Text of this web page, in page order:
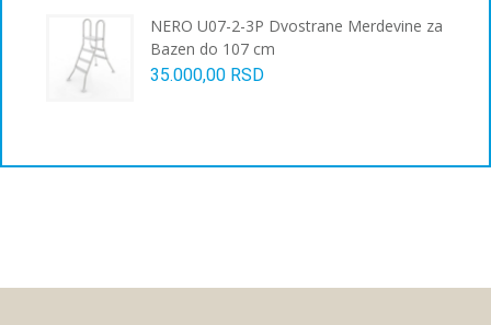
NERO U07-2-3P Dvostrane Merdevine za
Bazen do 107 cm
35.000,00 RSD